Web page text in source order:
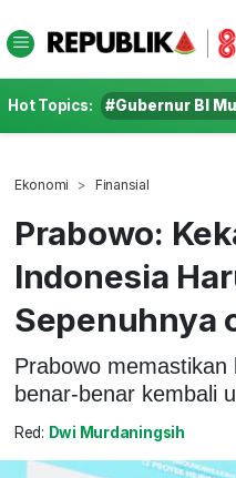
Hot Topics: #Gubernur BI
Ekonomi Finansial
Prabowo:
Indonesia
Sepenuhnya
Prabowo
benar-benar kembali
Red: Dwi Murdaningsih